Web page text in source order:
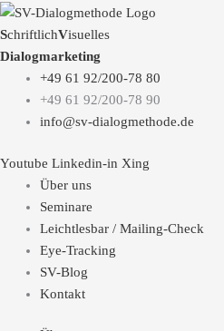
SchriftlichVisuelles
Dialogmarketing
+49 61 92/200-78 80
+49 61 92/200-78 90
info@sv-dialogmethode.de
Youtube Linkedin-in Xing
Über uns
Seminare
Leichtlesbar / Mailing-Check
Eye-Tracking
SV-Blog
Kontakt